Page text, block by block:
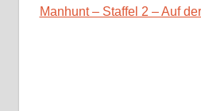
Manhunt – Staffel 2 – Auf